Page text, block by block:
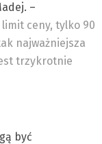
–
ceny, tylko 90
najważniejsza
trzykrotnie
być